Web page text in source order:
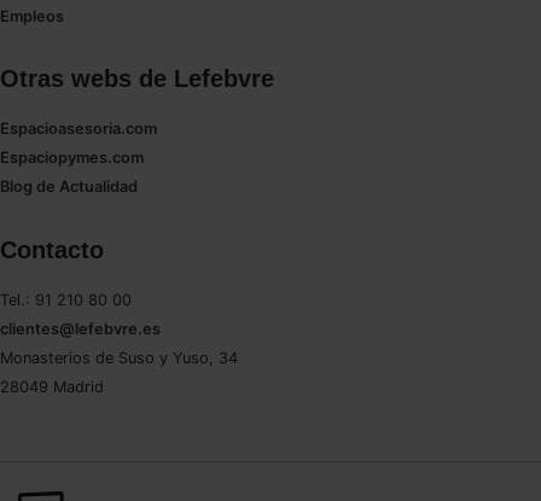
Empleos
Otras webs de Lefebvre
Espacioasesoria.com
Espaciopymes.com
Blog de Actualidad
Contacto
Tel.: 91 210 80 00
clientes@lefebvre.es
Monasterios de Suso y Yuso, 34
28049 Madrid